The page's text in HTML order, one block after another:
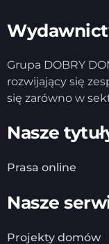
Grupa DOBRY
rozwijający się
się zarówno w
Nasze
Prasa online
Nasze
Projekty domów